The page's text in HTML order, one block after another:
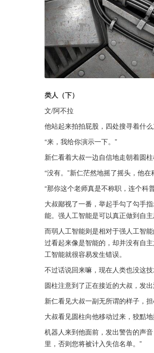
类人（下）
文/阿不拉
他站起来拍拍屁股，四处搜寻着什
“来，我给你演示一下。”
新仁看着大叔一边自信地走朝着圆
“没有。”新仁茫然地摇了摇头，他
“那你这个老师真是不称职，连个科
大叔鄙视了一番，举起手勾了勾手
能。强人工智能是可以真正做到自
而弱人工智能则是相对于强人工智
过看起来像是智能的，却并没有自
工智能就很容易发生错误。
不过话说回来嘛，现在人类也没这
圆柱注意到了正在接近的大叔，发
新仁看见大叔一副无所谓的样子，
大叔看见圆柱向他移动过来，狡黠
机器人来到他面前，发出警告的声
里，否则您将被计入失信名单。”